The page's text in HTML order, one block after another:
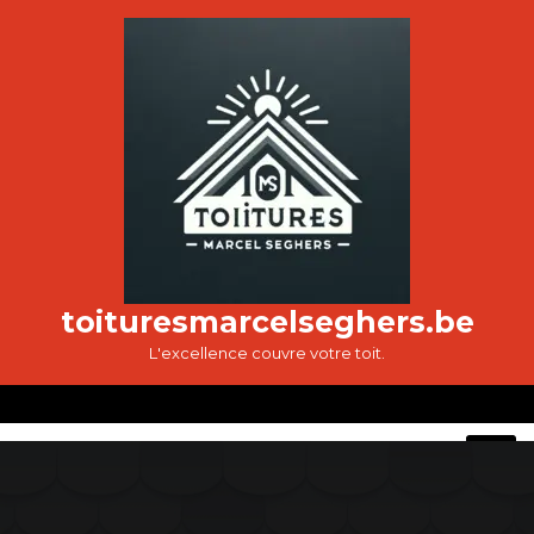
toituresmarcelseghers.be
L'excellence couvre votre toit.